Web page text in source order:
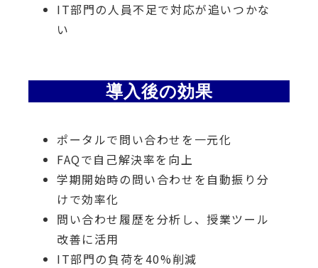
IT部門の人員不足で対応が追いつかな
い
導入後の効果
ポータルで問い合わせを一元化
FAQで自己解決率を向上
学期開始時の問い合わせを自動振り分
けで効率化
問い合わせ履歴を分析し、授業ツール
改善に活用
IT部門の負荷を40%削減